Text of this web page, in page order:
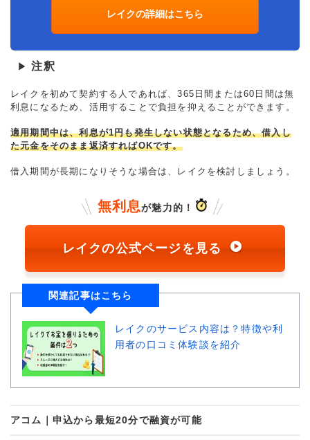
レイクの詳細はこちら
▶ 注釈
レイクを初めて契約する人であれば、365日間または60日間は無
利息になるため、活用することで負担を抑えることができます。
適用期間中は、利息が1円も発生しない状態となるため、借入し
た元金をそのまま返済すればOKです。
借入期間が長期になりそうな場合は、レイクを検討しましょう。
無利息が魅力的！
レイクの公式ページを見る
関連記事はこちら
レイクのサービス内容は？特徴や利
用者の口コミ体験談を紹介
アコム｜申込から最短20分で融資が可能